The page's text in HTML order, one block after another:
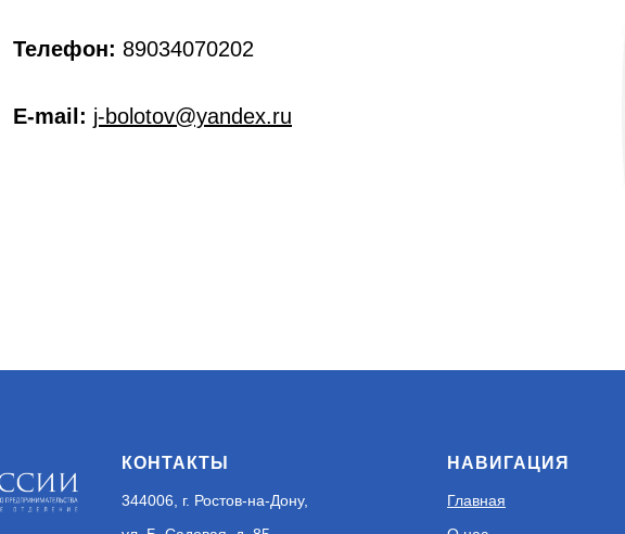
Телефон: 89034070202
E-mail: j-bolotov@yandex.ru
КОНТАКТЫ
344006, г. Ростов-на-Дону,
НАВИГАЦИЯ
Главная